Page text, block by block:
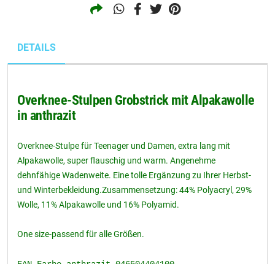
DETAILS
Overknee-Stulpen Grobstrick mit Alpakawolle
in anthrazit
Overknee-Stulpe für Teenager und Damen, extra lang mit
Alpakawolle, super flauschig und warm. Angenehme
dehnfähige Wadenweite. Eine tolle Ergänzung zu Ihrer Herbst-
und Winterbekleidung.Zusammensetzung: 44% Polyacryl, 29%
Wolle, 11% Alpakawolle und 16% Polyamid.
One size-passend für alle Größen.